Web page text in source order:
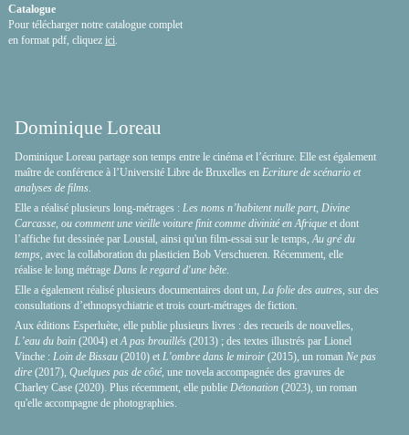
Catalogue
Pour télécharger notre catalogue complet
en format pdf, cliquez ici
Dominique Loreau
Dominique Loreau partage son temps entre le cinéma et l’écriture. Elle est également
maître de conférence à l’Université Libre de Bruxelles en Ecriture de scénario et
analyses de films
Elle a réalisé plusieurs long-métrages : Les noms n’habitent nulle part, Divine
Carcasse, ou comment une vieille voiture finit comme divinité en Afrique et dont
l’affiche fut dessinée par Loustal, ainsi qu'un film-essai sur le temps, Au gré du
temps, avec la collaboration du plasticien Bob Verschueren. Récemment, elle
réalise le long métrage Dans le regard d'une bête
Elle a également réalisé plusieurs documentaires dont un, La folie des autres, sur des
consultations d’ethnopsychiatrie et trois court-métrages de fiction.
Aux éditions Esperluète, elle publie plusieurs livres : des recueils de nouvelles,
L’eau du bain (2004) et A pas brouillés (2013) ; des textes illustrés par Lionel
Vinche : Loin de Bissau (2010) et L'ombre dans le miroir (2015), un roman Ne pas
dire (2017), Quelques pas de côté, une novela accompagnée des gravures de
Charley Case (2020). Plus récemment, elle publie Détonation (2023), un roman
qu'elle accompagne de photographies.